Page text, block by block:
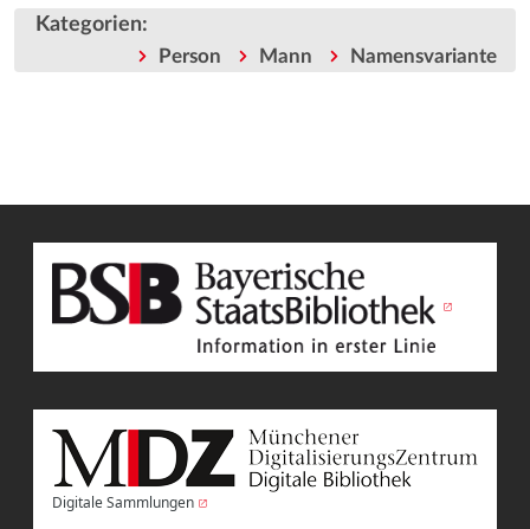
Kategorien:
Person Mann Namensvariante
Digitale Sammlungen